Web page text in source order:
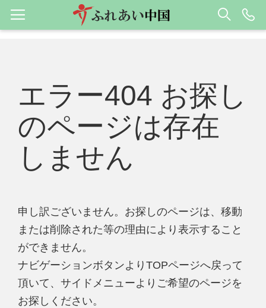
エラー404 お探し
のページは存在
しません
申し訳ございません。お探しのページは、移動
または削除された等の理由により表示すること
ができません。
ナビゲーションボタンよりTOPページへ戻って
頂いて、サイドメニューよりご希望のページを
お探しください。